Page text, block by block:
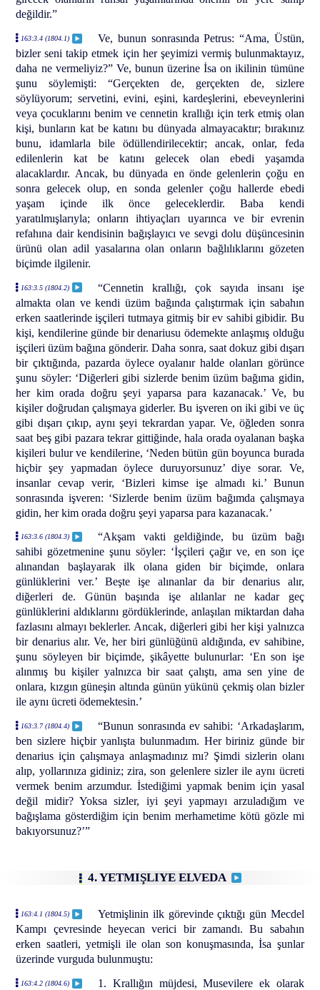
değildir.”
163:3.4 (1804.1)
Ve, bunun sonrasında Petrus: “Ama, Üstün,
bizler seni takip etmek için her şeyimizi vermiş bulunmaktayız,
daha ne vermeliyiz?” Ve, bunun üzerine İsa on ikilinin tümüne
şunu söylemişti: “Gerçekten de, gerçekten de, sizlere
söylüyorum; servetini, evini, eşini, kardeşlerini, ebeveynlerini
veya çocuklarını benim ve cennetin krallığı için terk etmiş olan
kişi, bunların kat be katını bu dünyada almayacaktır; bırakınız
bunu, idamlarla bile ödüllendirilecektir; ancak, onlar, feda
edilenlerin kat be katını gelecek olan ebedi yaşamda
alacaklardır. Ancak, bu dünyada en önde gelenlerin çoğu en
sonra gelecek olup, en sonda gelenler çoğu hallerde ebedi
yaşam içinde ilk önce geleceklerdir. Baba kendi
yaratılmışlarıyla; onların ihtiyaçları uyarınca ve bir evrenin
refahına dair kendisinin bağışlayıcı ve sevgi dolu düşüncesinin
ürünü olan adil yasalarına olan onların bağlılıklarını gözeten
biçimde ilgilenir.
163:3.5 (1804.2)
“Cennetin krallığı, çok sayıda insanı işe
almakta olan ve kendi üzüm bağında çalıştırmak için sabahın
erken saatlerinde işçileri tutmaya gitmiş bir ev sahibi gibidir. Bu
kişi, kendilerine günde bir denariusu ödemekte anlaşmış olduğu
işçileri üzüm bağına gönderir. Daha sonra, saat dokuz gibi dışarı
bir çıktığında, pazarda öylece oyalanır halde olanları görünce
şunu söyler: ‘Diğerleri gibi sizlerde benim üzüm bağıma gidin,
her kim orada doğru şeyi yaparsa para kazanacak.’ Ve, bu
kişiler doğrudan çalışmaya giderler. Bu işveren on iki gibi ve üç
gibi dışarı çıkıp, aynı şeyi tekrardan yapar. Ve, öğleden sonra
saat beş gibi pazara tekrar gittiğinde, hala orada oyalanan başka
kişileri bulur ve kendilerine, ‘Neden bütün gün boyunca burada
hiçbir şey yapmadan öylece duruyorsunuz’ diye sorar. Ve,
insanlar cevap verir, ‘Bizleri kimse işe almadı ki.’ Bunun
sonrasında işveren: ‘Sizlerde benim üzüm bağımda çalışmaya
gidin, her kim orada doğru şeyi yaparsa para kazanacak.’
163:3.6 (1804.3)
“Akşam vakti geldiğinde, bu üzüm bağı
sahibi gözetmenine şunu söyler: ‘İşçileri çağır ve, en son içe
alınandan başlayarak ilk olana giden bir biçimde, onlara
günlüklerini ver.’ Beşte işe alınanlar da bir denarius alır,
diğerleri de. Günün başında işe alılanlar ne kadar geç
günlüklerini aldıklarını gördüklerinde, anlaşılan miktardan daha
fazlasını almayı beklerler. Ancak, diğerleri gibi her kişi yalnızca
bir denarius alır. Ve, her biri günlüğünü aldığında, ev sahibine,
şunu söyleyen bir biçimde, şikâyette bulunurlar: ‘En son işe
alınmış bu kişiler yalnızca bir saat çalıştı, ama sen yine de
onlara, kızgın güneşin altında günün yükünü çekmiş olan bizler
ile aynı ücreti ödemektesin.’
163:3.7 (1804.4)
“Bunun sonrasında ev sahibi: ‘Arkadaşlarım,
ben sizlere hiçbir yanlışta bulunmadım. Her biriniz günde bir
denarius için çalışmaya anlaşmadınız mı? Şimdi sizlerin olanı
alıp, yollarınıza gidiniz; zira, son gelenlere sizler ile aynı ücreti
vermek benim arzumdur. İstediğimi yapmak benim için yasal
değil midir? Yoksa sizler, iyi şeyi yapmayı arzuladığım ve
bağışlama gösterdiğim için benim merhametime kötü gözle mi
bakıyorsunuz?’”
4. YETMIŞLIYE ELVEDA
163:4.1 (1804.5)
Yetmişlinin ilk görevinde çıktığı gün Mecdel
Kampı çevresinde heyecan verici bir zamandı. Bu sabahın
erken saatleri, yetmişli ile olan son konuşmasında, İsa şunlar
üzerinde vurguda bulunmuştu:
163:4.2 (1804.6)
1. Krallığın müjdesi, Musevilere ek olarak